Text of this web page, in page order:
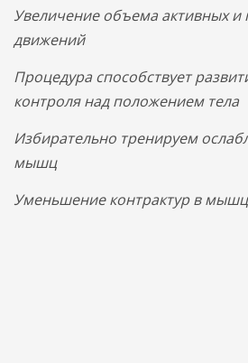
Увеличение объема активных и
движений
Процедура способствует
контроля над положением тела
Избирательно тренируем
мышц
Уменьшение контрактур в